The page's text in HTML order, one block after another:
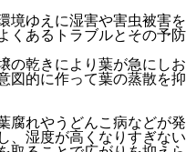
境ゆえに湿害や害虫被害
くあるトラブルとその予
の乾きにより葉が急にし
図的に作って葉の蒸散を
腐れやうどんこ病などが
、湿度が高くなりすぎな